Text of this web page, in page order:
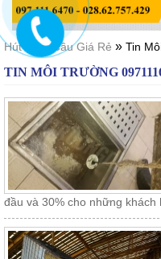
Hút Hầm Cầu Giá Rẻ » Tin
TIN MÔI TRƯỜNG
đầu và 30% cho những khách